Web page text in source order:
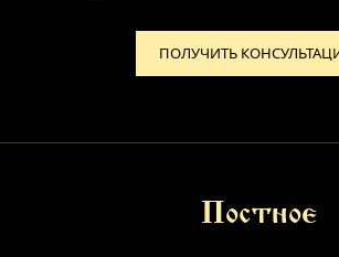
ПОЛУЧИТЬ
Постное